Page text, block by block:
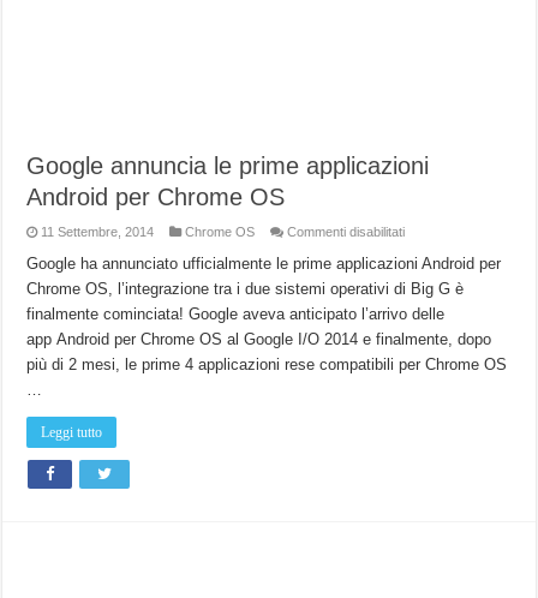
Google annuncia le prime applicazioni
Android per Chrome OS
11 Settembre, 2014 Chrome OS Commenti disabilitatisu
annuncia
le
prime
applicazioni
Android
Chrome
OS
Google ha annunciato ufficialmente le prime applicazioni Android per
Chrome OS, l’integrazione tra i due sistemi operativi di Big G è
finalmente cominciata! Google aveva anticipato l’arrivo delle
app Android per Chrome OS al Google I/O 2014 e finalmente, dopo
più di 2 mesi, le prime 4 applicazioni rese compatibili per Chrome OS
…
Leggi tutto